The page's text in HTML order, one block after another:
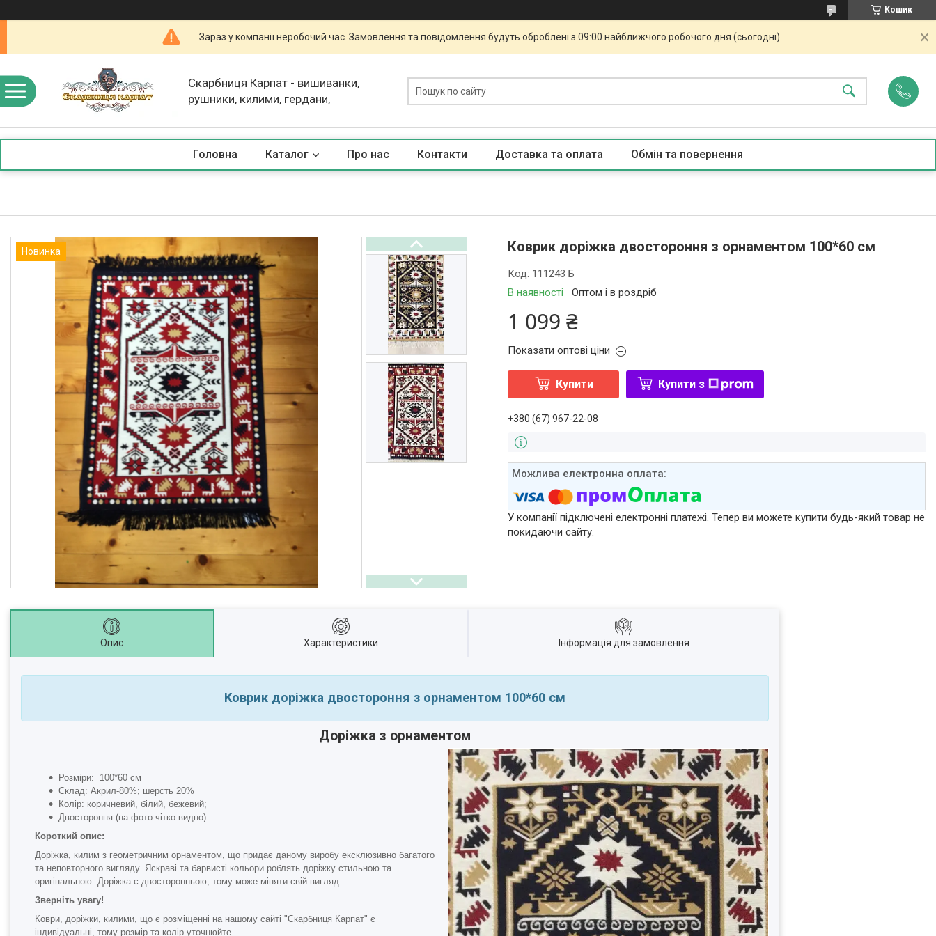
Кошик
Зараз у компанії неробочий час. Замовлення та повідомлення будуть оброблені з 09:00 найближчого робочого дня (сьогодні).
Скарбниця Карпат - вишиванки,
рушники, килими, гердани,
Головна Каталог Про нас Контакти Доставка та оплата Обмін та повернення
Новинка Коврик доріжка двостороння з орнаментом 100*60 см
В наявності Оптом і в роздріб
Код: 111243 Б
1 099 ₴
Показати оптові ціни
Купити Купити з
+380 (67) 967-22-08
У компанії підключені електронні платежі. Тепер ви можете купити будь-який товар не
покидаючи сайту.
Опис Характеристики Інформація для замовлення
Коврик доріжка двостороння з орнаментом 100*60 см
Доріжка з орнаментом
Розміри: 100*60 см
Склад: Акрил-80%; шерсть 20%
Колір: коричневий, білий, бежевий;
Двостороння (на фото чітко видно)
Короткий опис:
Доріжка, килим з геометричним орнаментом, що придає даному виробу ексклюзивно багатого
та неповторного вигляду. Яскраві та барвисті кольори роблять доріжку стильною та
оригінальною. Доріжка є двосторонньою, тому може міняти свій вигляд.
Зверніть увагу!
Коври, доріжки, килими, що є розміщенні на нашому сайті "Скарбниця Карпат" є
індивідуальні, тому розмір та колір уточнюйте.